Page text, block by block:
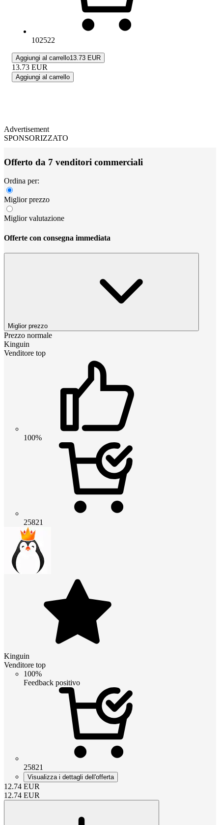
102522
Aggiungi al carrello13.73 EUR
13.73 EUR
Aggiungi al carrello
Advertisement
SPONSORIZZATO
Offerto da 7 venditori commerciali
Ordina per:
Miglior prezzo
Miglior valutazione
Offerte con consegna immediata
Miglior prezzo
Prezzo normale
Kinguin
Venditore top
100%
25821
Kinguin
Venditore top
100%
Feedback positivo
25821
Visualizza i dettagli dell'offerta
12.74 EUR
12.74 EUR